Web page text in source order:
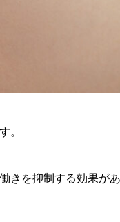
。
きを抑制する効果が